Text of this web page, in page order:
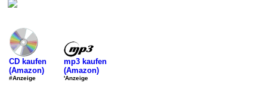
CD kaufen
(Amazon)
#Anzeige
mp3 kaufen
(Amazon)
'Anzeige